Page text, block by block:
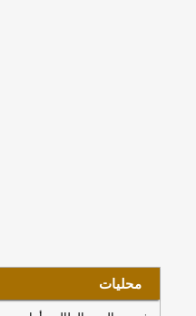
الإنشاء بأبحر الجنوبية
17:17
محليات